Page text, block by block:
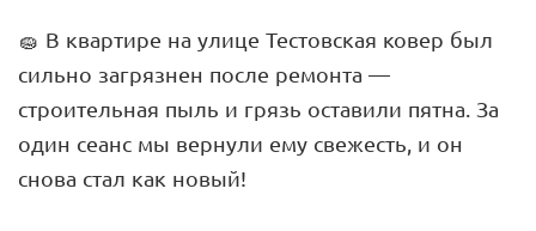
🧽 В квартире на улице Тестовская ковер был
сильно загрязнен после ремонта —
строительная пыль и грязь оставили пятна. За
один сеанс мы вернули ему свежесть, и он
снова стал как новый!